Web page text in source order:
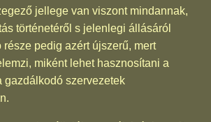
jellege van viszont mindannak,
történetéről s jelenlegi állásáról
része pedig azért újszerű, mert
miként lehet hasznosítani a
gazdálkodó szervezetek